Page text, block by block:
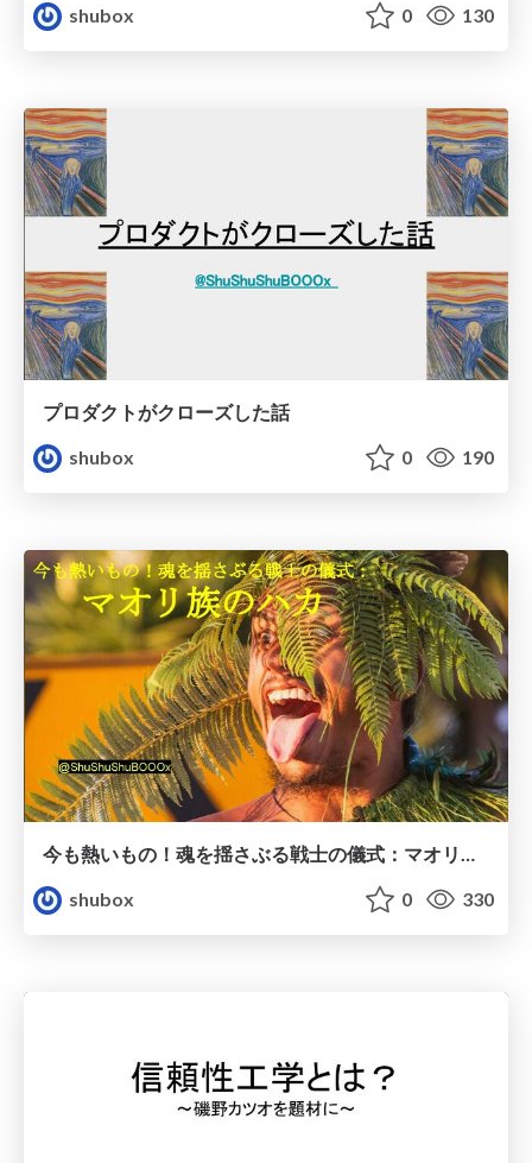
shubox
0 130
プロダクトがクローズした話
shubox
0 190
今も熱いもの！魂を揺さぶる戦士の儀式：マオリ族のハカ
shubox
0 330